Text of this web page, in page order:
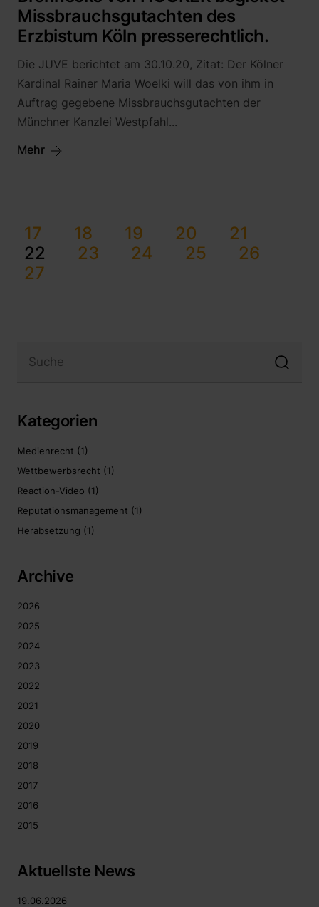
Missbrauchsgutachten des
Erzbistum Köln presserechtlich.
Die JUVE berichtet am 30.10.20, Zitat: Der Kölner
Kardinal Rainer Maria Woelki will das von ihm in
Auftrag gegebene Missbrauchsgutachten der
Münchner Kanzlei Westpfahl...
Mehr
17 18 19 20
21
22
23 24 25
26
27
Kategorien
Medienrecht (1)
Wettbewerbsrecht (1)
Reaction-Video (1)
Reputationsmanagement (1)
Herabsetzung (1)
Archive
2026
2025
2024
2023
2022
2021
2020
2019
2018
2017
2016
2015
Aktuellste News
19.06.2026